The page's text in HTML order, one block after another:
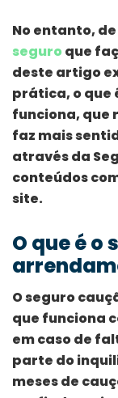
No entanto,
seguro que
deste artigo
prática, o que
funciona, que
faz mais
através da
conteúdos
site.
O que é o
O seguro
que funciona
em caso de
parte do
meses de